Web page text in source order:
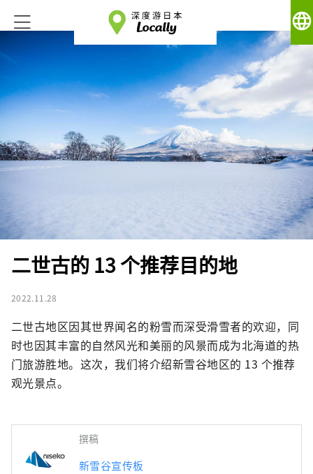
language
二世古的 13 个推荐目的地
2022.11.28
二世古地区因其世界闻名的粉雪而深受滑雪者的欢迎，同
时也因其丰富的自然风光和美丽的风景而成为北海道的热
门旅游胜地。这次，我们将介绍新雪谷地区的 13 个推荐
观光景点。
撰稿
新雪谷宣传板